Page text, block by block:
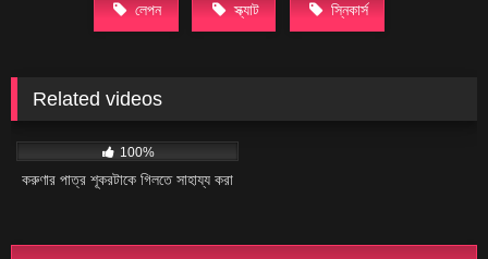
লেপন স্ক্যাট স্নিকার্স
Related videos
100%
করুণার পাত্র শূকরটাকে গিলতে সাহায্য করা